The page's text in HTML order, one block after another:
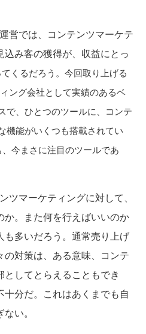
営では、コンテンツマーケテ
込み客の獲得が、収益にとっ
くるだろう。今回取り上げる
ング会社として実績のあるベ
で、ひとつのツールに、コンテ
機能がいくつも搭載されてい
今まさに注目のツールであ
マーケティングに対して、
か。また何を行えばいいのか
も多いだろう。通常売り上げ
対策は、ある意味、コンテ
してとらえることもでき
分だ。これはあくまでも自
い。